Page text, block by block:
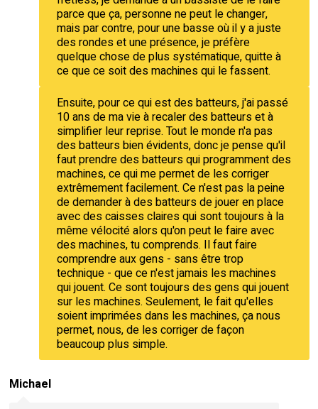
parce que ça, personne ne peut le changer,
mais par contre, pour une basse où il y a juste
des rondes et une présence, je préfère
quelque chose de plus systématique, quitte à
ce que ce soit des machines qui le fassent.
Ensuite, pour ce qui est des batteurs, j'ai passé
10 ans de ma vie à recaler des batteurs et à
simplifier leur reprise. Tout le monde n'a pas
des batteurs bien évidents, donc je pense qu'il
faut prendre des batteurs qui programment des
machines, ce qui me permet de les corriger
extrêmement facilement. Ce n'est pas la peine
de demander à des batteurs de jouer en place
avec des caisses claires qui sont toujours à la
même vélocité alors qu'on peut le faire avec
des machines, tu comprends. Il faut faire
comprendre aux gens - sans être trop
technique - que ce n'est jamais les machines
qui jouent. Ce sont toujours des gens qui jouent
sur les machines. Seulement, le fait qu'elles
soient imprimées dans les machines, ça nous
permet, nous, de les corriger de façon
beaucoup plus simple.
Michael